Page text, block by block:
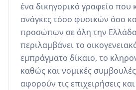
ένα δικηγορικό γραφείο που
ανάγκες τόσο φυσικών όσο
προσώπων σε όλη την
περιλαμβάνει το
εμπράγματο δίκαιο, το
καθώς και νομικές
αφορούν τις επιχειρήσεις